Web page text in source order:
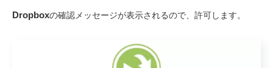
Dropboxの確認メッセージが表示されるので、許可します。